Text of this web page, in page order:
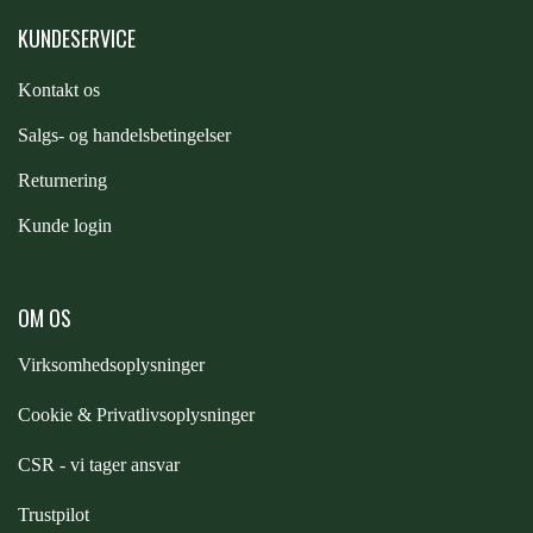
PREMIER EQUINE SADLER
PREMIER EQUINE SADEL TILBEHØR
PREMIER EQUINE SADELUNDERLAG
PREMIER EQUINE BENBESKYTTELSE
PREMIER EQUINE TRANSPORT
GP TACK
KUNDESERVICE
Kontakt os
Salgs- og handelsbetingelser
Returnering
Kunde login
OM OS
Virksomhedsoplysninger
Cookie & Privatlivsoplysninger
CSR - vi tager ansvar
Trustpilot